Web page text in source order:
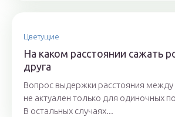
Цветущие
На каком расстоянии сажать
друга
Вопрос выдержки расстояния между
не актуален только для одиночных
В остальных случаях...